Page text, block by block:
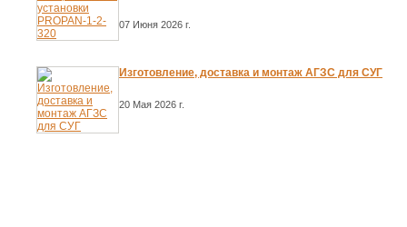
07 Июня 2026 г.
Изготовление, доставка и монтаж АГЗС для СУГ
20 Мая 2026 г.